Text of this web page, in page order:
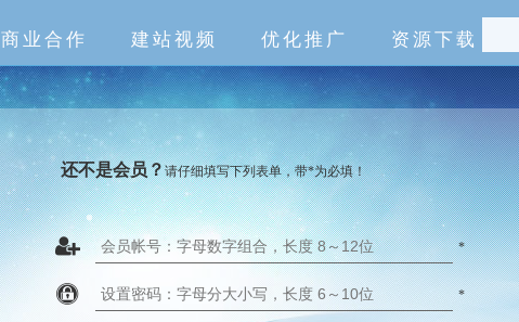
商业合作 建站视频 优化推广 资源下载
还不是会员？请仔细填写下列表单，带*为必填！
*
*